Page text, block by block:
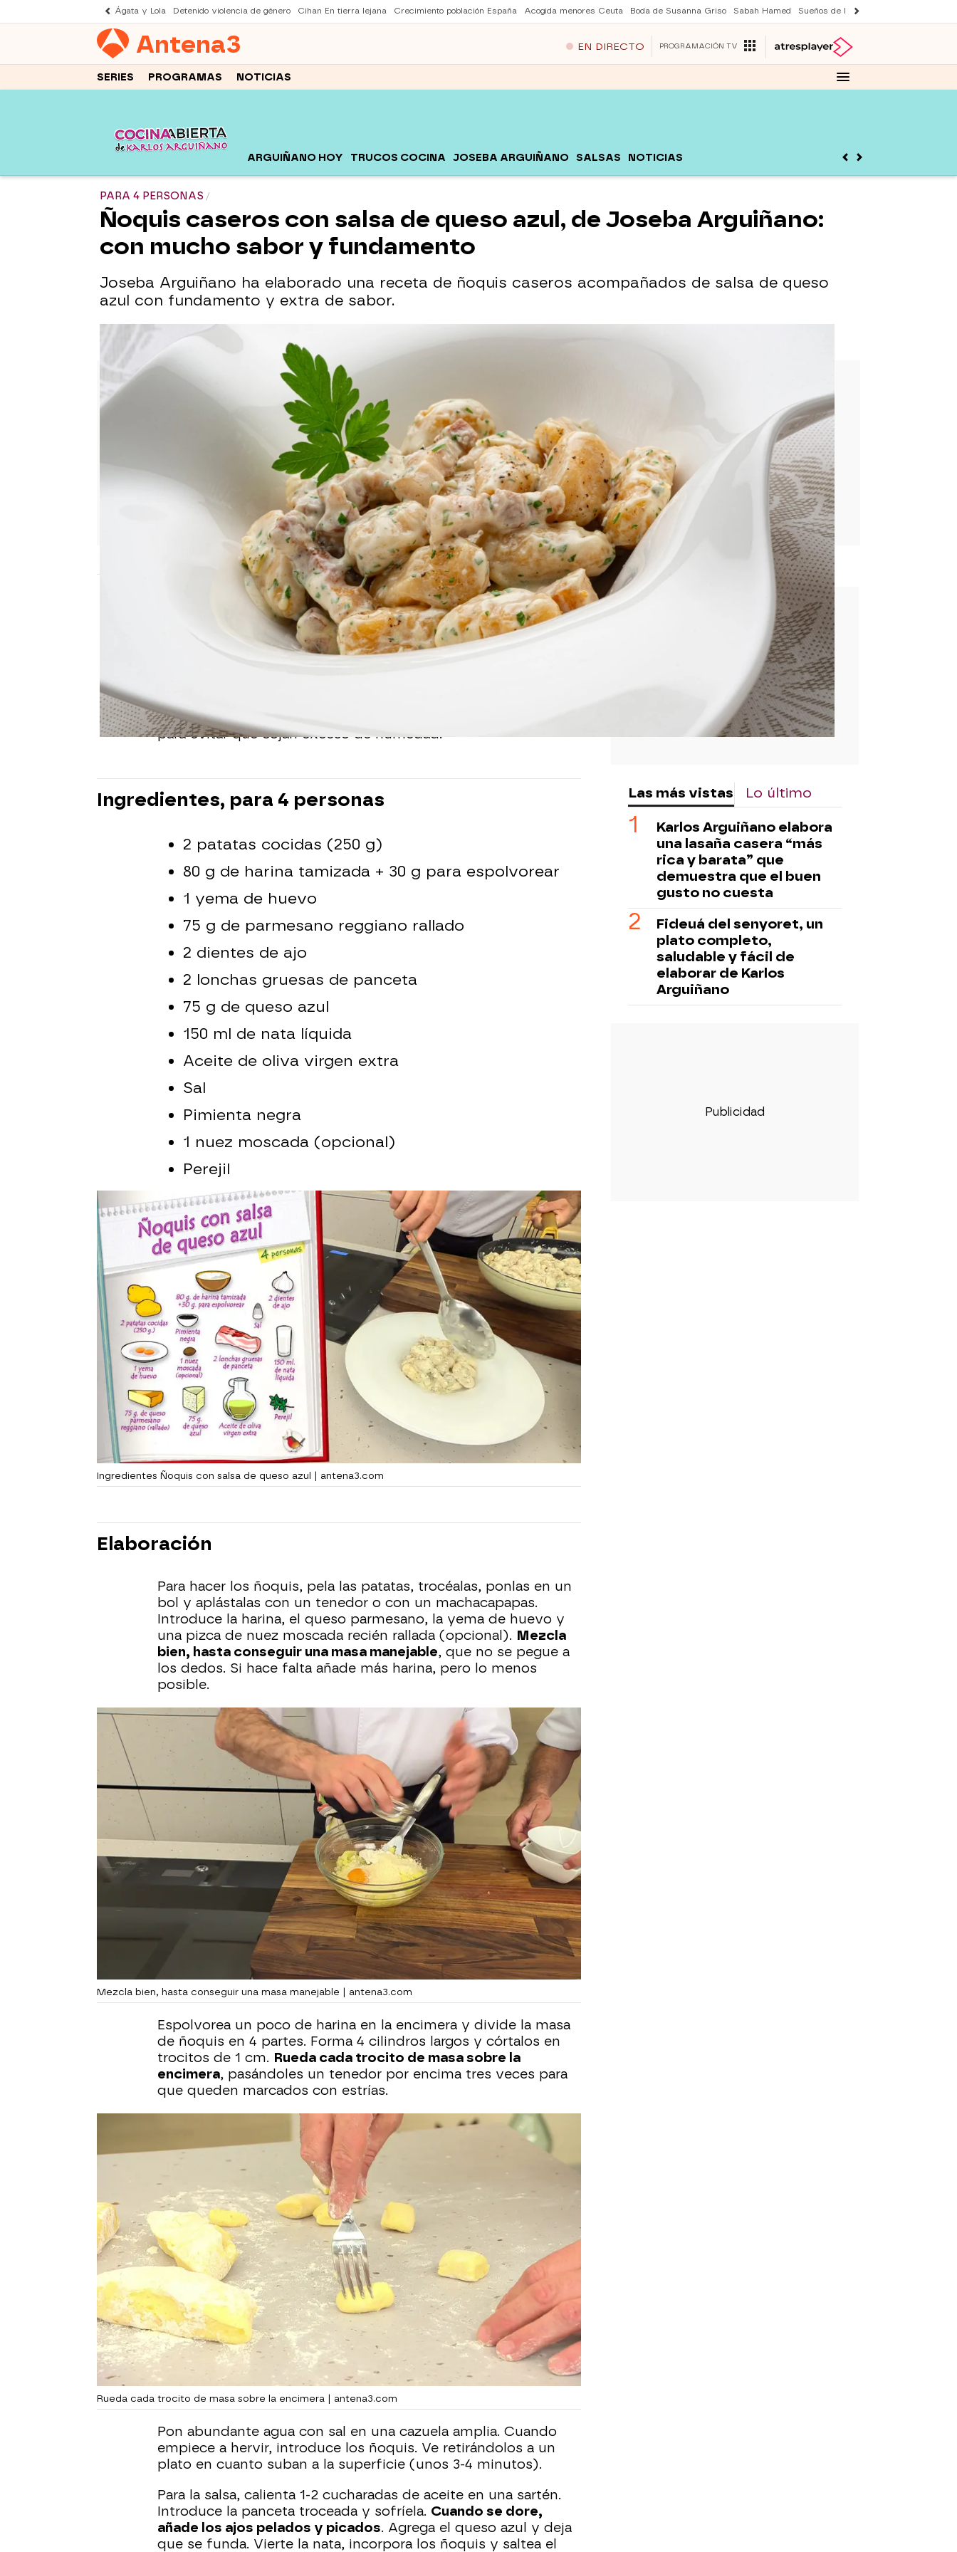
Ágata y Lola Detenido violencia de género Cihan En tierra lejana Crecimiento población España Acogida menores Ceuta Boda de Susanna Griso Sabah Hamed Sueños de libertad
Antena3 EN DIRECTO PROGRAMACIÓN TV
SERIES PROGRAMAS NOTICIAS
ARGUIÑANO HOY TRUCOS COCINA JOSEBA ARGUIÑANO SALSAS NOTICIAS
PARA 4 PERSONAS
Ñoquis caseros con salsa de queso azul, de Joseba Arguiñano:
con mucho sabor y fundamento
Joseba Arguiñano ha elaborado una receta de ñoquis caseros acompañados de salsa de queso
azul con fundamento y extra de sabor.
El truco de Karlos Arguiñano para hacer una mayonesa muy especial: con huevo duro y salmón
Cristina García Chacón
01 de junio de 2026, 13:52 WhatsappFacebook
X Flipboard
Para hacer los ñoquis, es preferible cocer las patatas enteras y
En cuanto los ñoquis floten en el agua de cocción, retíralos
para evitar que cojan exceso de humedad.
Ingredientes, para 4 personas
2 patatas cocidas (250 g)
80 g de harina tamizada + 30 g para espolvorear
1 yema de huevo
75 g de parmesano reggiano rallado
2 dientes de ajo
2 lonchas gruesas de panceta
75 g de queso azul
150 ml de nata líquida
Aceite de oliva virgen extra
Sal
Pimienta negra
1 nuez moscada (opcional)
Perejil
Ingredientes Ñoquis con salsa de queso azul | antena3.com
Elaboración
Para hacer los ñoquis, pela las patatas, trocéalas, ponlas en un
bol y aplástalas con un tenedor o con un machacapapas.
Introduce la harina, el queso parmesano, la yema de huevo y
una pizca de nuez moscada recién rallada (opcional). Mezcla
bien, hasta conseguir una masa manejable, que no se pegue a
los dedos. Si hace falta añade más harina, pero lo menos
posible.
Mezcla bien, hasta conseguir una masa manejable | antena3.com
Espolvorea un poco de harina en la encimera y divide la masa
de ñoquis en 4 partes. Forma 4 cilindros largos y córtalos en
trocitos de 1 cm. Rueda cada trocito de masa sobre la
encimera, pasándoles un tenedor por encima tres veces para
que queden marcados con estrías.
Rueda cada trocito de masa sobre la encimera | antena3.com
Pon abundante agua con sal en una cazuela amplia. Cuando
empiece a hervir, introduce los ñoquis. Ve retirándolos a un
plato en cuanto suban a la superficie (unos 3-4 minutos).
Para la salsa, calienta 1-2 cucharadas de aceite en una sartén.
Introduce la panceta troceada y sofríela. Cuando se dore,
añade los ajos pelados y picados. Agrega el queso azul y deja
que se funda. Vierte la nata, incorpora los ñoquis y saltea el
Las más vistas Lo último
Karlos Arguiñano elabora
una lasaña casera “más
rica y barata” que
demuestra que el buen
gusto no cuesta
Fideuá del senyoret, un
plato completo,
saludable y fácil de
elaborar de Karlos
Arguiñano